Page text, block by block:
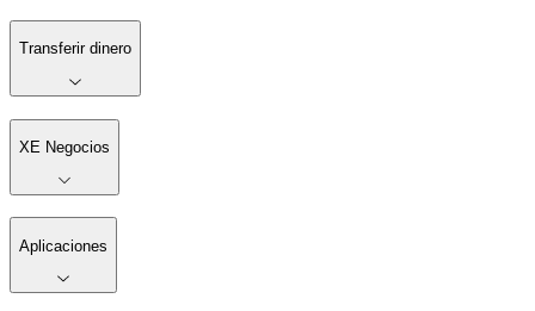
Transferir dinero
XE Negocios
Aplicaciones